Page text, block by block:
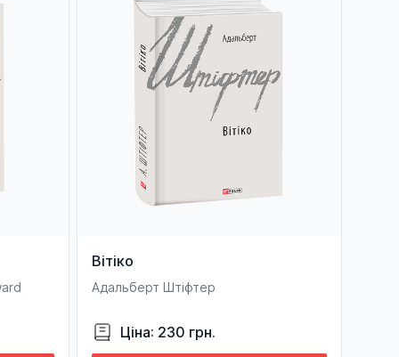
Вітіко
Адальберт Штіфтер
Ціна: 230 грн.